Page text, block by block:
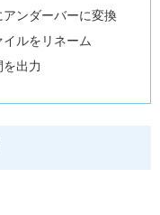
ンダーバーに変換
ルをリネーム
出力